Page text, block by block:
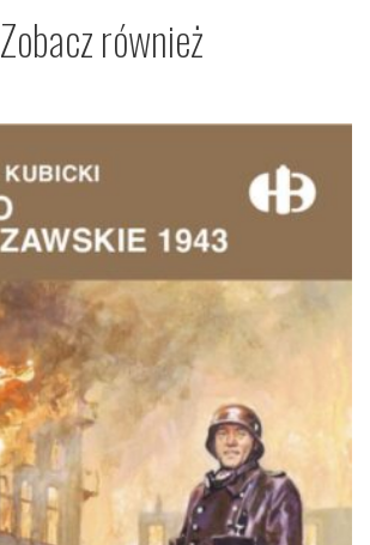
Zobacz również